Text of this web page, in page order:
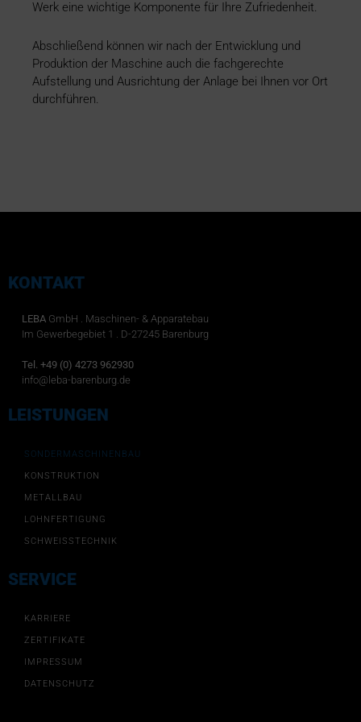
Werk eine wichtige Komponente für Ihre Zufriedenheit.
Abschließend können wir nach der Entwicklung und
Produktion der Maschine auch die fachgerechte
Aufstellung und Ausrichtung der Anlage bei Ihnen vor Ort
durchführen.
KONTAKT
LEBA GmbH . Maschinen- & Apparatebau
Im Gewerbegebiet 1 . D-27245 Barenburg
Tel. +49 (0) 4273 962930
info@leba-barenburg.de
LEISTUNGEN
SONDERMASCHINENBAU
KONSTRUKTION
METALLBAU
LOHNFERTIGUNG
SCHWEISSTECHNIK
SERVICE
KARRIERE
ZERTIFIKATE
IMPRESSUM
DATENSCHUTZ